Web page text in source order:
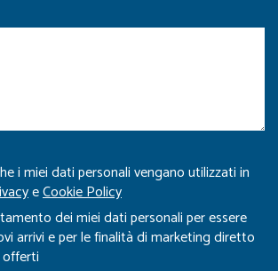
i miei dati personali vengano utilizzati in
eCookie Policy
dei miei dati personali per essere
arrivi e per le finalità di marketing diretto
offerti